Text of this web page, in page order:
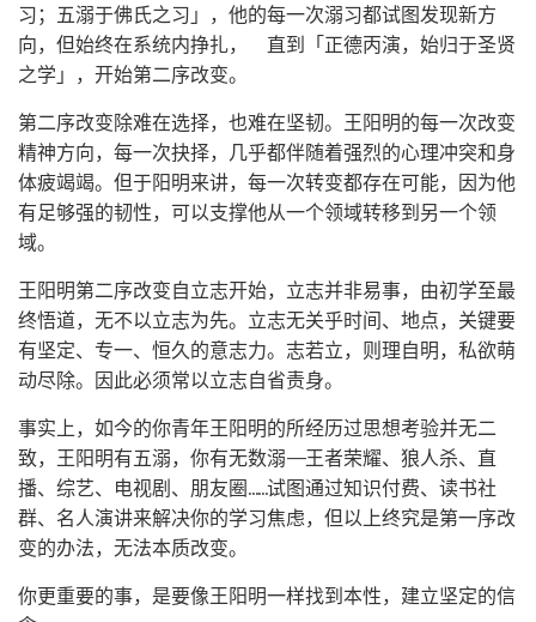
习；五溺于佛氏之习」，他的每一次溺习都试图发现新方
向，但始终在系统内挣扎， 直到「正德丙演，始归于圣贤
之学」，开始第二序改变。
第二序改变除难在选择，也难在坚韧。王阳明的每一次改变
精神方向，每一次抉择，几乎都伴随着强烈的心理冲突和身
体疲竭竭。但于阳明来讲，每一次转变都存在可能，因为他
有足够强的韧性，可以支撑他从一个领域转移到另一个领
域。
王阳明第二序改变自立志开始，立志并非易事，由初学至最
终悟道，无不以立志为先。立志无关乎时间、地点，关键要
有坚定、专一、恒久的意志力。志若立，则理自明，私欲萌
动尽除。因此必须常以立志自省责身。
事实上，如今的你青年王阳明的所经历过思想考验并无二
致，王阳明有五溺，你有无数溺——王者荣耀、狼人杀、直
播、综艺、电视剧、朋友圈……试图通过知识付费、读书社
群、名人演讲来解决你的学习焦虑，但以上终究是第一序改
变的办法，无法本质改变。
你更重要的事，是要像王阳明一样找到本性，建立坚定的信